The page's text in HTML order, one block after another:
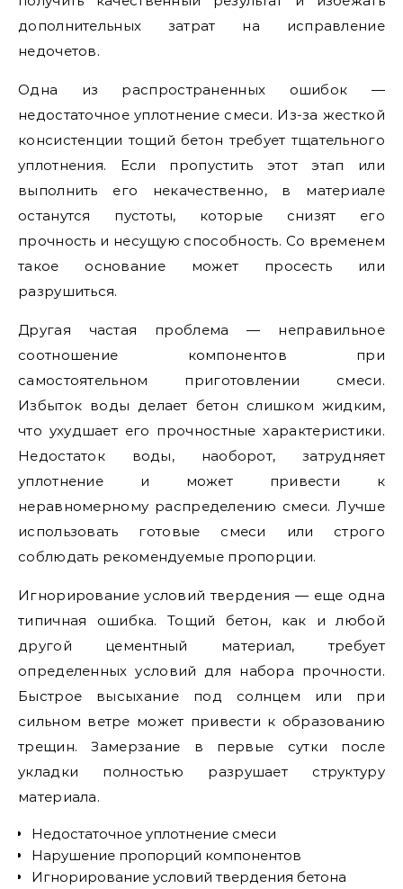
дополнительных затрат на исправление
недочетов.
Одна из распространенных ошибок —
недостаточное уплотнение смеси. Из-за жесткой
консистенции тощий бетон требует тщательного
уплотнения. Если пропустить этот этап или
выполнить его некачественно, в материале
останутся пустоты, которые снизят его
прочность и несущую способность. Со временем
такое основание может просесть или
разрушиться.
Другая частая проблема — неправильное
соотношение компонентов при
самостоятельном приготовлении смеси.
Избыток воды делает бетон слишком жидким,
что ухудшает его прочностные характеристики.
Недостаток воды, наоборот, затрудняет
уплотнение и может привести к
неравномерному распределению смеси. Лучше
использовать готовые смеси или строго
соблюдать рекомендуемые пропорции.
Игнорирование условий твердения — еще одна
типичная ошибка. Тощий бетон, как и любой
другой цементный материал, требует
определенных условий для набора прочности.
Быстрое высыхание под солнцем или при
сильном ветре может привести к образованию
трещин. Замерзание в первые сутки после
укладки полностью разрушает структуру
материала.
Недостаточное уплотнение смеси
Нарушение пропорций компонентов
Игнорирование условий твердения бетона